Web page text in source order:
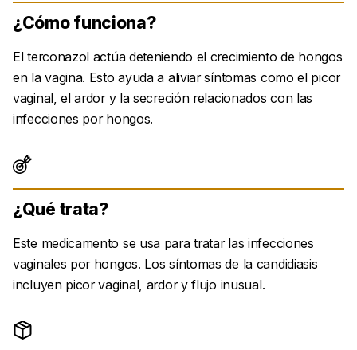
¿Cómo funciona?
El terconazol actúa deteniendo el crecimiento de hongos
en la vagina. Esto ayuda a aliviar síntomas como el picor
vaginal, el ardor y la secreción relacionados con las
infecciones por hongos.
¿Qué trata?
Este medicamento se usa para tratar las infecciones
vaginales por hongos. Los síntomas de la candidiasis
incluyen picor vaginal, ardor y flujo inusual.